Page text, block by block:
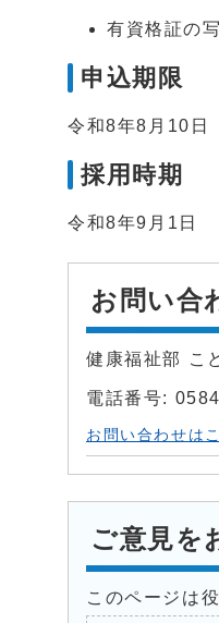
有資格証の
申込期限
令和8年8月10日
採用時期
令和8年9月1日
お問い合
健康福祉部 こ
電話番号:
お問い合わせは
ご意見を
このページは